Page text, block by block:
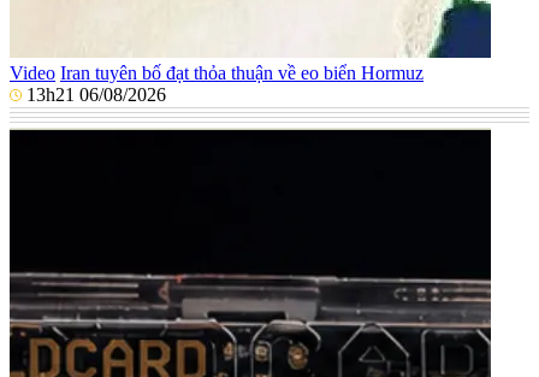
Video Iran tuyên bố đạt thỏa thuận về eo biển Hormuz
13h21 06/08/2026